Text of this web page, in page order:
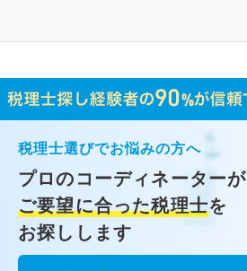
税理士選びでお悩みの方へ
プロのコーディネーターが
ご要望に合った税理士を
お探しします